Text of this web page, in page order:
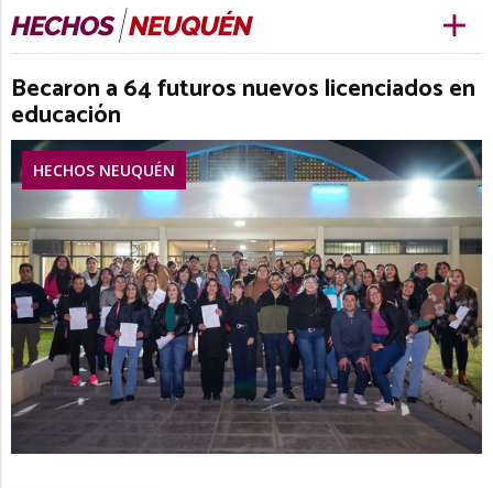
Becaron a 64 futuros nuevos licenciados en
educación
HECHOS NEUQUÉN